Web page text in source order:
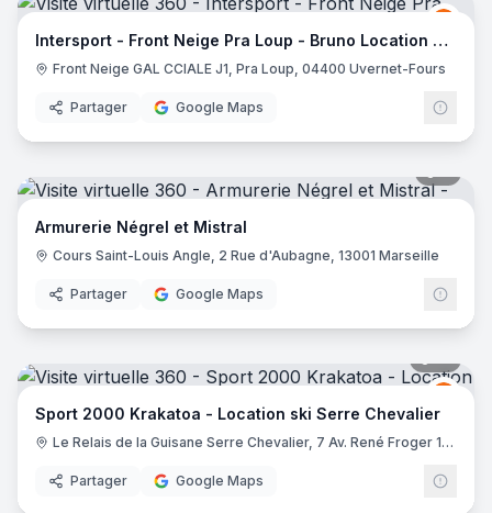
Intersport - Front Neige Pra Loup - Bruno Location de Ski
Front Neige GAL CCIALE J1, Pra Loup, 04400 Uvernet-Fours
Partager Google Maps
Armurerie Négrel et Mistral
Cours Saint-Louis Angle, 2 Rue d'Aubagne, 13001 Marseille
Partager Google Maps
Sport 2000 Krakatoa - Location ski Serre Chevalier
Le Relais de la Guisane Serre Chevalier, 7 Av. René Froger 1200, 05100 Briançon
Partager Google Maps